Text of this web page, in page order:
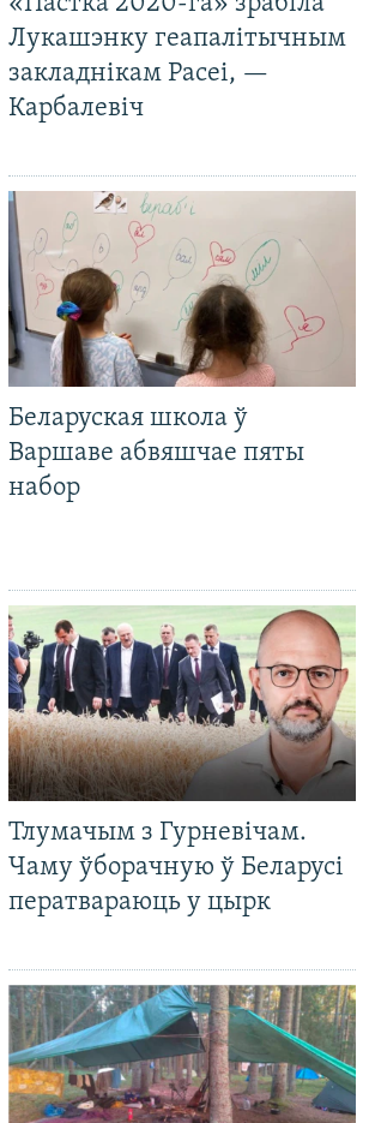
Лукашэнку геапалітычным
закладнікам Расеі, —
Карбалевіч
Беларуская школа ў
Варшаве абвяшчае пяты
набор
Тлумачым з Гурневічам.
Чаму ўборачную ў Беларусі
ператвараюць у цырк